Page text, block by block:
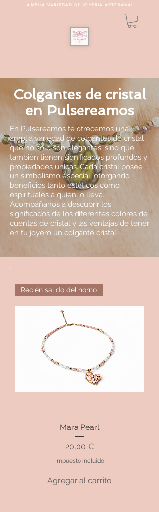
AMPLIA VARIEDAD DE JOYERÍA ARTESANAL
Colgantes de cristal
en Pulsereamos
En Pulsereamos te ofrecemos una
amplia variedad de colgantes de cristal
que no solo son elegantes, sino que
también tienen significados profundos y
propiedades únicas. Cada cristal posee
un simbolismo especial, otorgando
beneficios tanto estéticos como
espirituales a quien lo lleva.
Acompáñanos a descubrir los
significados de los diferentes colores de
cuentas de cristal y las ventajas de tener
en tu joyero un colgante cristal.
Recién salido del horno
Mara Pearl
Precio
20,00 €
Impuesto incluido
Agregar al carrito